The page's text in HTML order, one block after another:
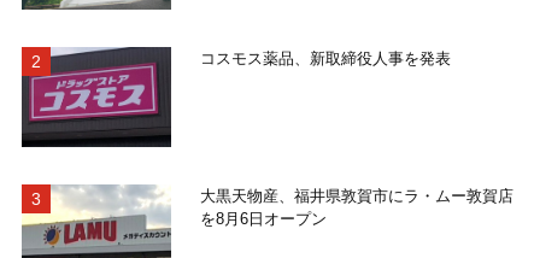
コスモス薬品、新取締役人事を発表
大黒天物産、福井県敦賀市にラ・ムー敦賀店
を8月6日オープン